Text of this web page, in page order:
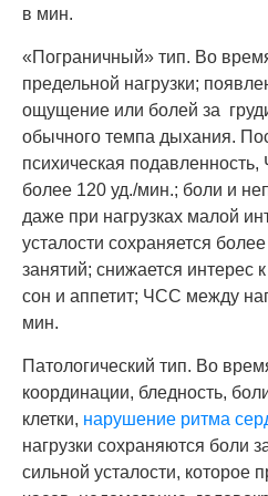
в мин.
«Пограничный» тип. Во
предельной нагрузки;
ощущение или болей за
обычного темпа дыхания.
психическая
более 120 уд./мин.; боли и
даже при нагрузках малой
усталости сохраняется
занятий; снижается интерес
сон и аппетит; ЧСС между
мин.
Патологический тип. Во
координации, бледность,
клетки, нарушение ритма
нагрузки сохраняются боли
сильной усталости, которое